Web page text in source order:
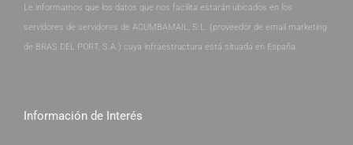
Le informamos que los datos que nos facilita estarán ubicados en los
servidores de servidores de ACUMBAMAIL, S.L. (proveedor de email marketing
de BRAS DEL PORT, S.A.) cuya infraestructura está situada en España.
Información de Interés